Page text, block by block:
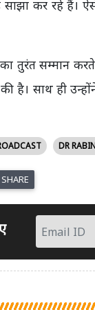
कर रहे हैं।
तुरंत सम्मान करते
साथ ही उन्होंने
DR
SHARE